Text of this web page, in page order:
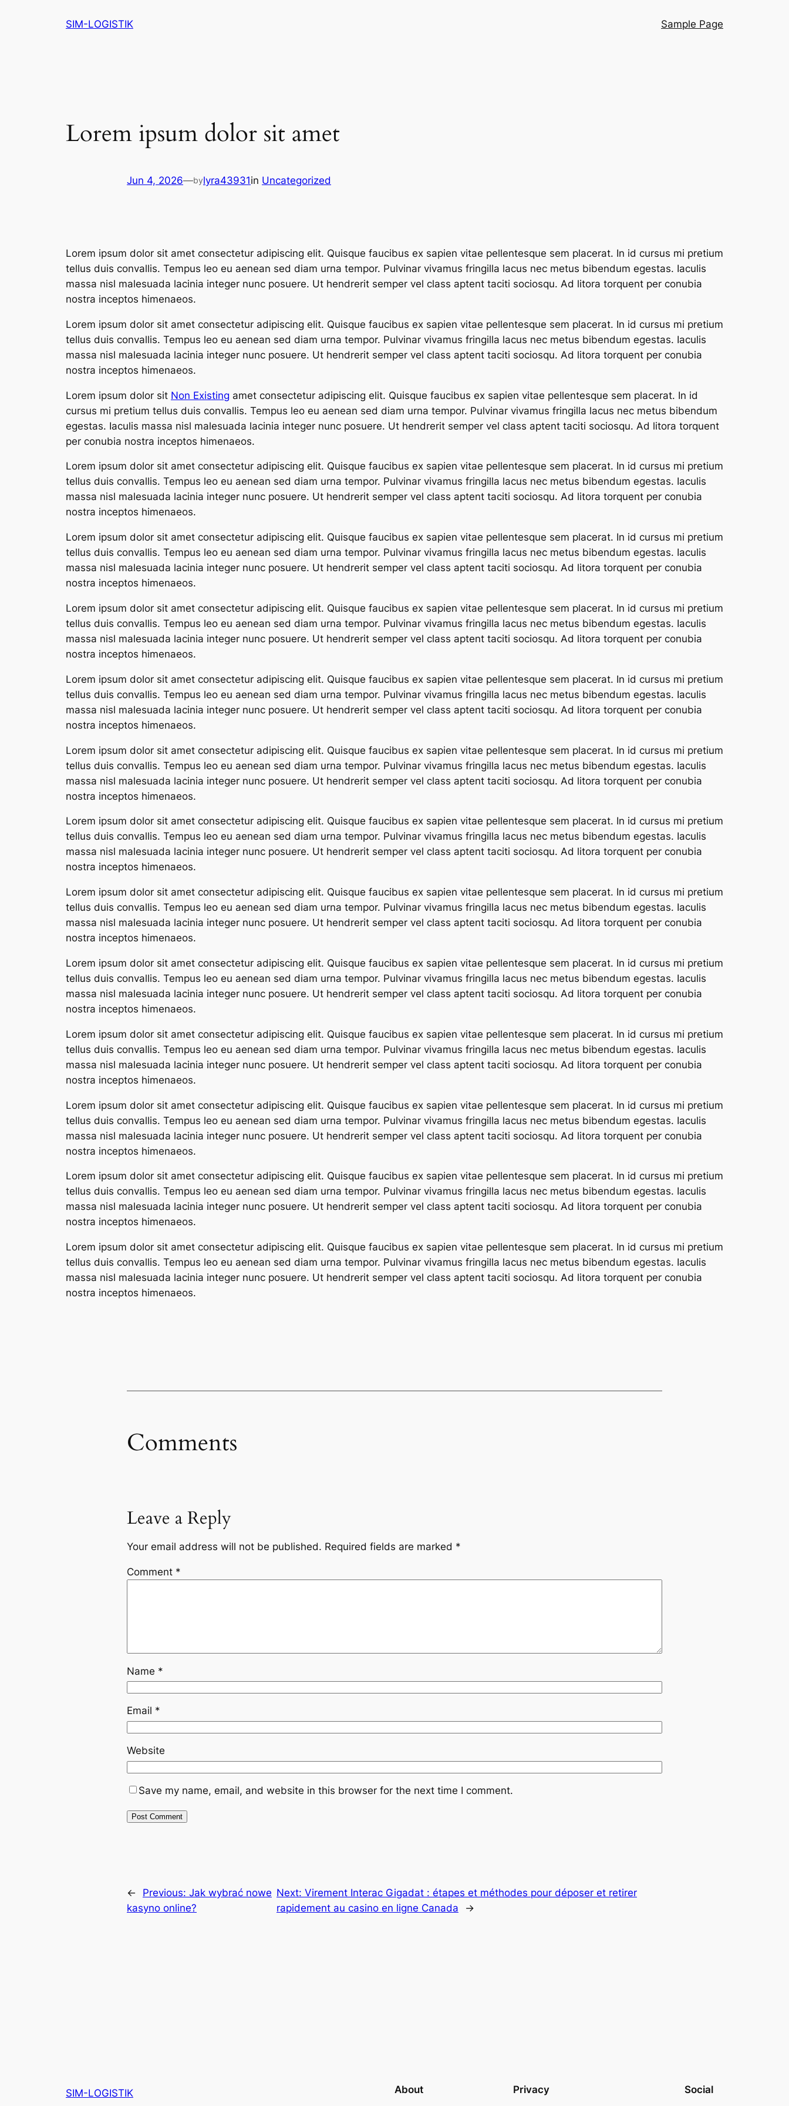
SIM-LOGISTIK Sample Page
Lorem ipsum dolor sit amet
Jun 4, 2026—bylyra43931in Uncategorized
Lorem ipsum dolor sit amet consectetur adipiscing elit. Quisque faucibus ex sapien vitae pellentesque sem placerat. In id cursus mi pretium
tellus duis convallis. Tempus leo eu aenean sed diam urna tempor. Pulvinar vivamus fringilla lacus nec metus bibendum egestas. Iaculis
massa nisl malesuada lacinia integer nunc posuere. Ut hendrerit semper vel class aptent taciti sociosqu. Ad litora torquent per conubia
nostra inceptos himenaeos.
Lorem ipsum dolor sit amet consectetur adipiscing elit. Quisque faucibus ex sapien vitae pellentesque sem placerat. In id cursus mi pretium
tellus duis convallis. Tempus leo eu aenean sed diam urna tempor. Pulvinar vivamus fringilla lacus nec metus bibendum egestas. Iaculis
massa nisl malesuada lacinia integer nunc posuere. Ut hendrerit semper vel class aptent taciti sociosqu. Ad litora torquent per conubia
nostra inceptos himenaeos.
Lorem ipsum dolor sit Non Existing amet consectetur adipiscing elit. Quisque faucibus ex sapien vitae pellentesque sem placerat. In id
cursus mi pretium tellus duis convallis. Tempus leo eu aenean sed diam urna tempor. Pulvinar vivamus fringilla lacus nec metus bibendum
egestas. Iaculis massa nisl malesuada lacinia integer nunc posuere. Ut hendrerit semper vel class aptent taciti sociosqu. Ad litora torquent
per conubia nostra inceptos himenaeos.
Lorem ipsum dolor sit amet consectetur adipiscing elit. Quisque faucibus ex sapien vitae pellentesque sem placerat. In id cursus mi pretium
tellus duis convallis. Tempus leo eu aenean sed diam urna tempor. Pulvinar vivamus fringilla lacus nec metus bibendum egestas. Iaculis
massa nisl malesuada lacinia integer nunc posuere. Ut hendrerit semper vel class aptent taciti sociosqu. Ad litora torquent per conubia
nostra inceptos himenaeos.
Lorem ipsum dolor sit amet consectetur adipiscing elit. Quisque faucibus ex sapien vitae pellentesque sem placerat. In id cursus mi pretium
tellus duis convallis. Tempus leo eu aenean sed diam urna tempor. Pulvinar vivamus fringilla lacus nec metus bibendum egestas. Iaculis
massa nisl malesuada lacinia integer nunc posuere. Ut hendrerit semper vel class aptent taciti sociosqu. Ad litora torquent per conubia
nostra inceptos himenaeos.
Lorem ipsum dolor sit amet consectetur adipiscing elit. Quisque faucibus ex sapien vitae pellentesque sem placerat. In id cursus mi pretium
tellus duis convallis. Tempus leo eu aenean sed diam urna tempor. Pulvinar vivamus fringilla lacus nec metus bibendum egestas. Iaculis
massa nisl malesuada lacinia integer nunc posuere. Ut hendrerit semper vel class aptent taciti sociosqu. Ad litora torquent per conubia
nostra inceptos himenaeos.
Lorem ipsum dolor sit amet consectetur adipiscing elit. Quisque faucibus ex sapien vitae pellentesque sem placerat. In id cursus mi pretium
tellus duis convallis. Tempus leo eu aenean sed diam urna tempor. Pulvinar vivamus fringilla lacus nec metus bibendum egestas. Iaculis
massa nisl malesuada lacinia integer nunc posuere. Ut hendrerit semper vel class aptent taciti sociosqu. Ad litora torquent per conubia
nostra inceptos himenaeos.
Lorem ipsum dolor sit amet consectetur adipiscing elit. Quisque faucibus ex sapien vitae pellentesque sem placerat. In id cursus mi pretium
tellus duis convallis. Tempus leo eu aenean sed diam urna tempor. Pulvinar vivamus fringilla lacus nec metus bibendum egestas. Iaculis
massa nisl malesuada lacinia integer nunc posuere. Ut hendrerit semper vel class aptent taciti sociosqu. Ad litora torquent per conubia
nostra inceptos himenaeos.
Lorem ipsum dolor sit amet consectetur adipiscing elit. Quisque faucibus ex sapien vitae pellentesque sem placerat. In id cursus mi pretium
tellus duis convallis. Tempus leo eu aenean sed diam urna tempor. Pulvinar vivamus fringilla lacus nec metus bibendum egestas. Iaculis
massa nisl malesuada lacinia integer nunc posuere. Ut hendrerit semper vel class aptent taciti sociosqu. Ad litora torquent per conubia
nostra inceptos himenaeos.
Lorem ipsum dolor sit amet consectetur adipiscing elit. Quisque faucibus ex sapien vitae pellentesque sem placerat. In id cursus mi pretium
tellus duis convallis. Tempus leo eu aenean sed diam urna tempor. Pulvinar vivamus fringilla lacus nec metus bibendum egestas. Iaculis
massa nisl malesuada lacinia integer nunc posuere. Ut hendrerit semper vel class aptent taciti sociosqu. Ad litora torquent per conubia
nostra inceptos himenaeos.
Lorem ipsum dolor sit amet consectetur adipiscing elit. Quisque faucibus ex sapien vitae pellentesque sem placerat. In id cursus mi pretium
tellus duis convallis. Tempus leo eu aenean sed diam urna tempor. Pulvinar vivamus fringilla lacus nec metus bibendum egestas. Iaculis
massa nisl malesuada lacinia integer nunc posuere. Ut hendrerit semper vel class aptent taciti sociosqu. Ad litora torquent per conubia
nostra inceptos himenaeos.
Lorem ipsum dolor sit amet consectetur adipiscing elit. Quisque faucibus ex sapien vitae pellentesque sem placerat. In id cursus mi pretium
tellus duis convallis. Tempus leo eu aenean sed diam urna tempor. Pulvinar vivamus fringilla lacus nec metus bibendum egestas. Iaculis
massa nisl malesuada lacinia integer nunc posuere. Ut hendrerit semper vel class aptent taciti sociosqu. Ad litora torquent per conubia
nostra inceptos himenaeos.
Lorem ipsum dolor sit amet consectetur adipiscing elit. Quisque faucibus ex sapien vitae pellentesque sem placerat. In id cursus mi pretium
tellus duis convallis. Tempus leo eu aenean sed diam urna tempor. Pulvinar vivamus fringilla lacus nec metus bibendum egestas. Iaculis
massa nisl malesuada lacinia integer nunc posuere. Ut hendrerit semper vel class aptent taciti sociosqu. Ad litora torquent per conubia
nostra inceptos himenaeos.
Lorem ipsum dolor sit amet consectetur adipiscing elit. Quisque faucibus ex sapien vitae pellentesque sem placerat. In id cursus mi pretium
tellus duis convallis. Tempus leo eu aenean sed diam urna tempor. Pulvinar vivamus fringilla lacus nec metus bibendum egestas. Iaculis
massa nisl malesuada lacinia integer nunc posuere. Ut hendrerit semper vel class aptent taciti sociosqu. Ad litora torquent per conubia
nostra inceptos himenaeos.
Lorem ipsum dolor sit amet consectetur adipiscing elit. Quisque faucibus ex sapien vitae pellentesque sem placerat. In id cursus mi pretium
tellus duis convallis. Tempus leo eu aenean sed diam urna tempor. Pulvinar vivamus fringilla lacus nec metus bibendum egestas. Iaculis
massa nisl malesuada lacinia integer nunc posuere. Ut hendrerit semper vel class aptent taciti sociosqu. Ad litora torquent per conubia
nostra inceptos himenaeos.
Comments
Leave a Reply
Your email address will not be published. Required fields are marked *
Comment *
Name *
Email *
Website
Save my name, email, and website in this browser for the next time I comment.
← Previous: Jak wybrać nowe
kasyno online?
Next: Virement Interac Gigadat : étapes et méthodes pour déposer et retirer
rapidement au casino en ligne Canada
→
SIM-LOGISTIK About Privacy Social